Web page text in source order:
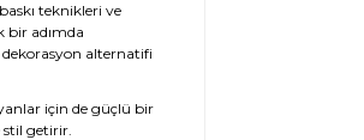
teknikleri ve
bir adımda
alternatifi
için de güçlü bir
stil getirir.